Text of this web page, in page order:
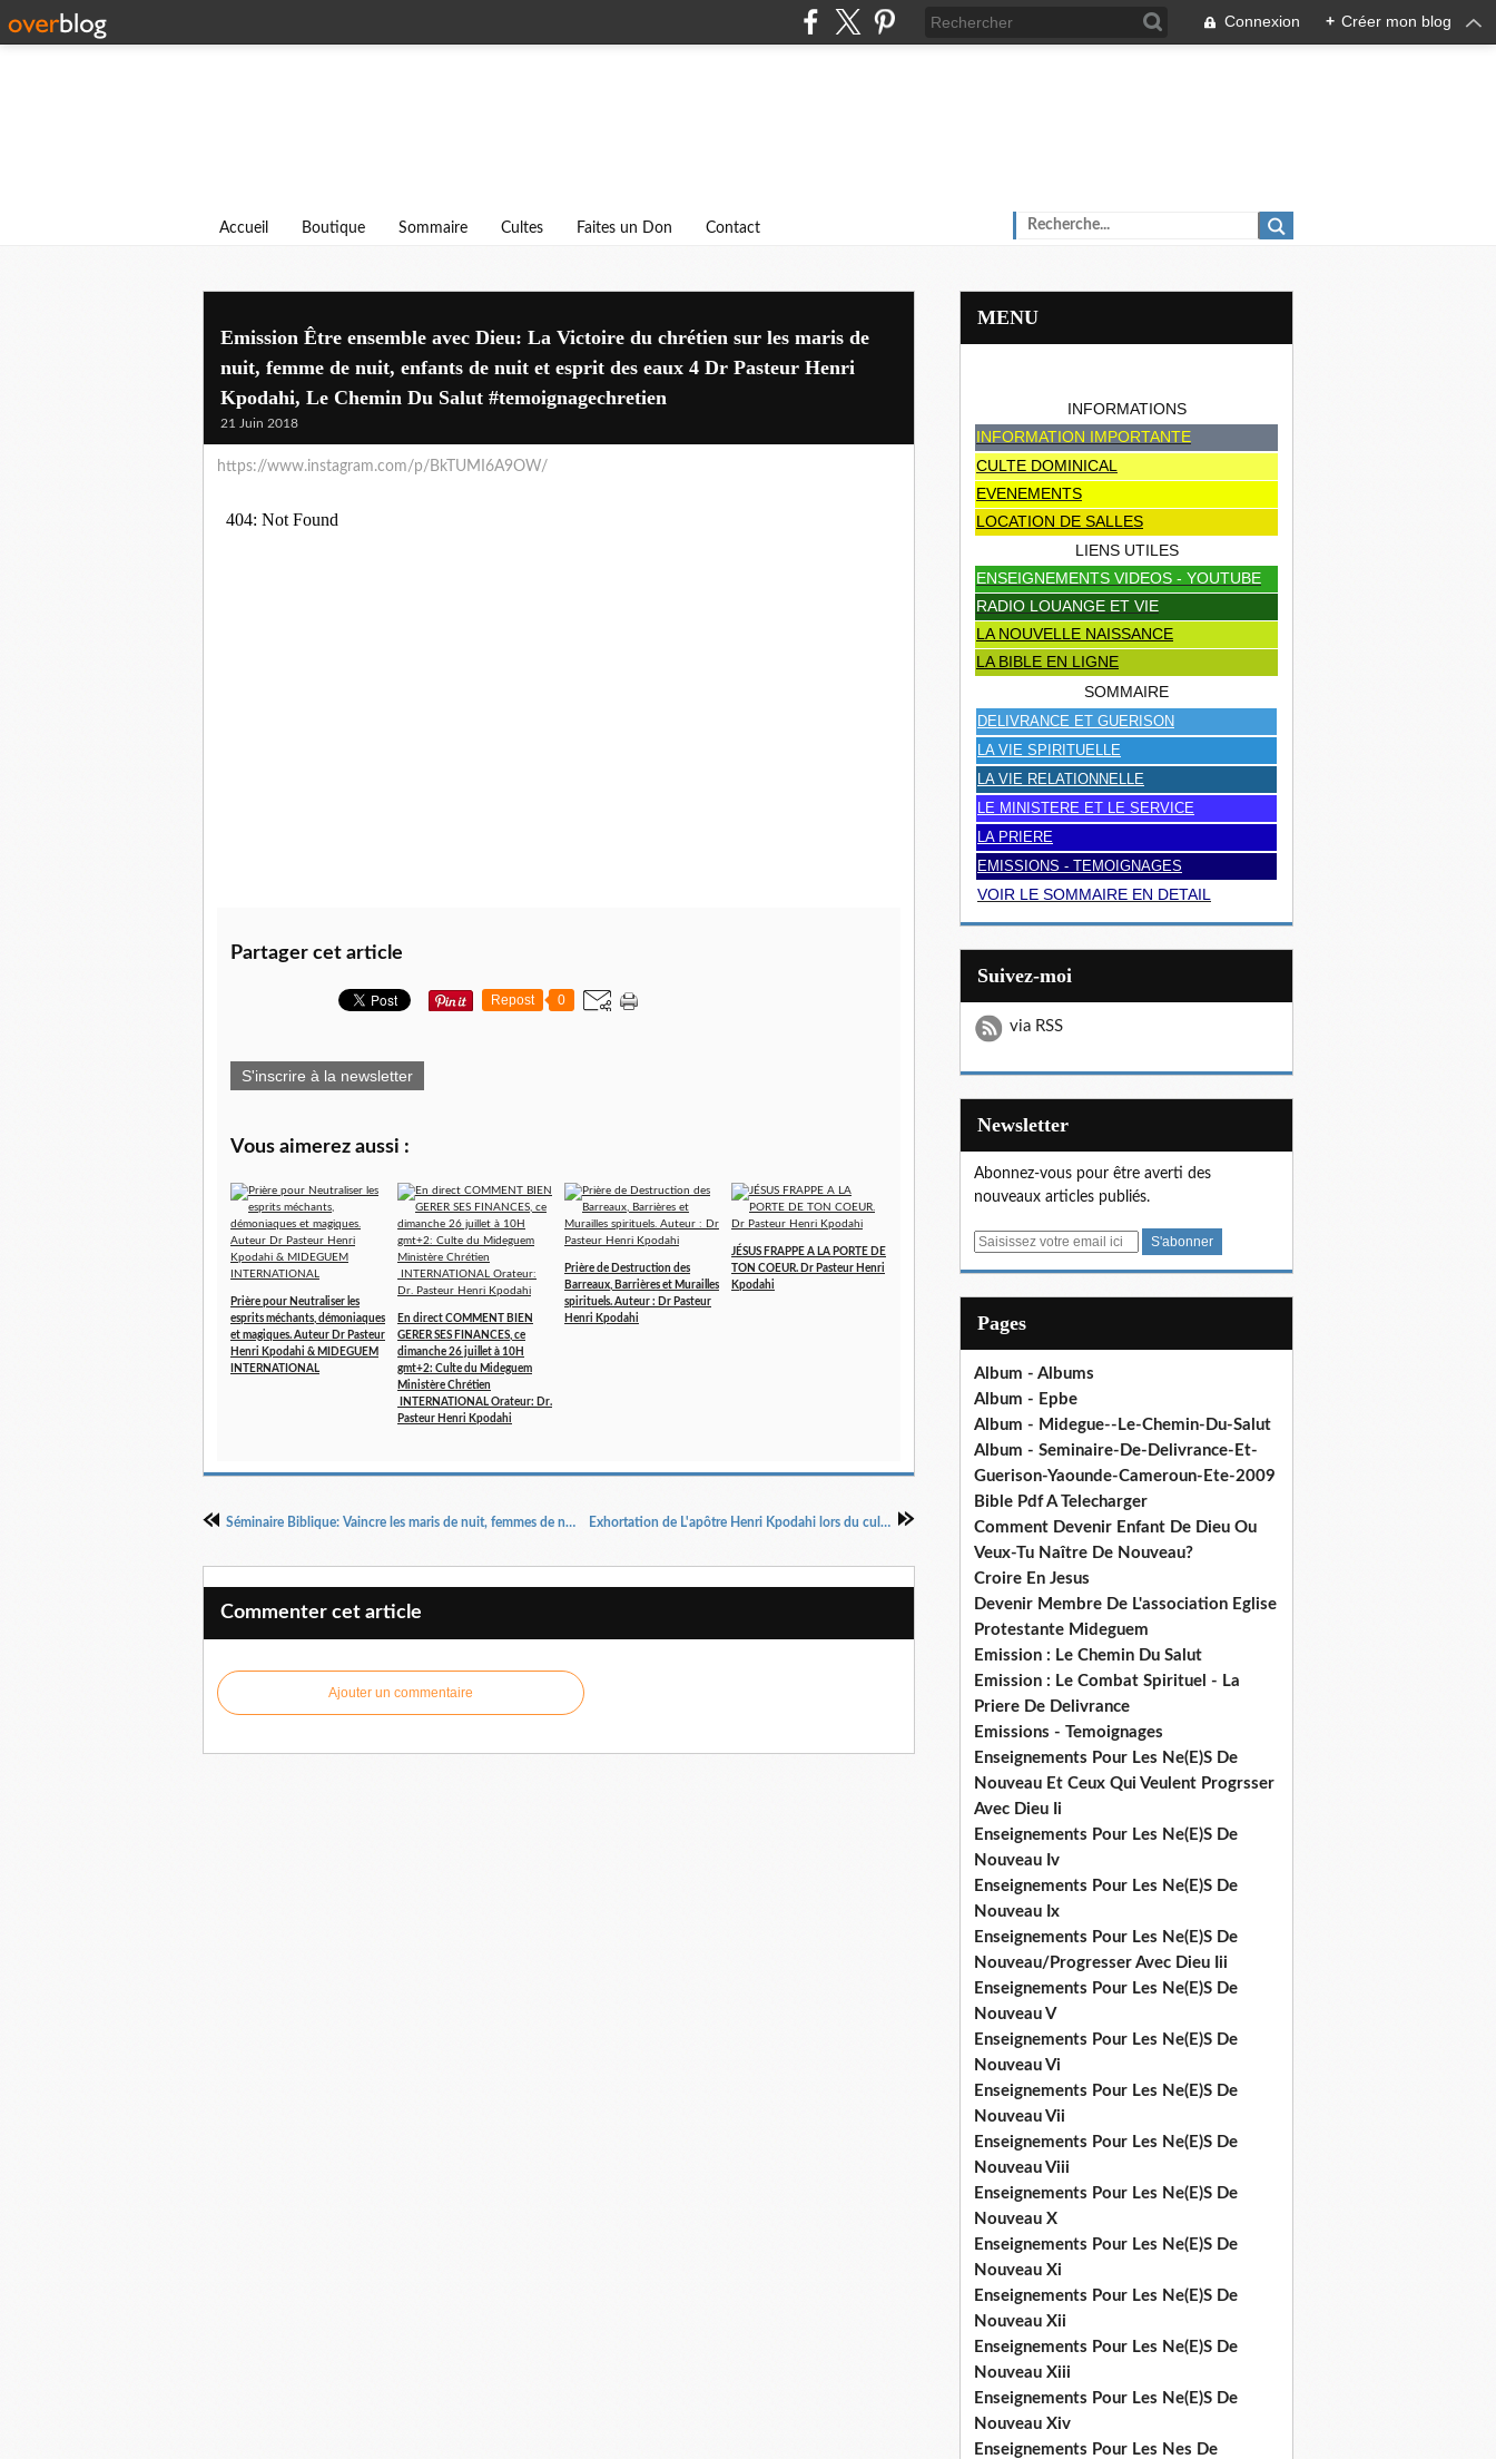
Connexion + Créer mon blog
Accueil Boutique Sommaire Cultes Faites un Don Contact
Emission Être ensemble avec Dieu: La Victoire du chrétien sur les maris de
nuit, femme de nuit, enfants de nuit et esprit des eaux 4 Dr Pasteur Henri
Kpodahi, Le Chemin Du Salut #temoignagechretien
21 Juin 2018
https://www.instagram.com/p/BkTUMI6A9OW/
Partager cet article
Repost 0
S'inscrire à la newsletter
Vous aimerez aussi :
Prière pour Neutraliser les
esprits méchants, démoniaques
et magiques. Auteur Dr Pasteur
Henri Kpodahi & MIDEGUEM
INTERNATIONAL
En direct COMMENT BIEN
GERER SES FINANCES, ce
dimanche 26 juillet à 10H
gmt+2: Culte du Mideguem
Ministère Chrétien
INTERNATIONAL Orateur: Dr.
Pasteur Henri Kpodahi
Prière de Destruction des
Barreaux, Barrières et Murailles
spirituels. Auteur : Dr Pasteur
Henri Kpodahi
JÉSUS FRAPPE A LA PORTE DE
TON COEUR. Dr Pasteur Henri
Kpodahi
Séminaire Biblique: Vaincre les maris de nuit, femmes de nuit et esprits des eaux #parolededieu #temoignagechretien Exhortation de L'apôtre Henri Kpodahi lors du culte de ce jour #parolededieu @Ile-de-France, France
Commenter cet article
Ajouter un commentaire
MENU
INFORMATIONS
INFORMATION IMPORTANTE
CULTE DOMINICAL
EVENEMENTS
LOCATION DE SALLES
LIENS UTILES
ENSEIGNEMENTS VIDEOS - YOUTUBE
RADIO LOUANGE ET VIE
LA NOUVELLE NAISSANCE
LA BIBLE EN LIGNE
SOMMAIRE
DELIVRANCE ET GUERISON
LA VIE SPIRITUELLE
LA VIE RELATIONNELLE
LE MINISTERE ET LE SERVICE
LA PRIERE
EMISSIONS - TEMOIGNAGES
VOIR LE SOMMAIRE EN DETAIL
Suivez-moi
via RSS
Newsletter
Abonnez-vous pour être averti des
nouveaux articles publiés.
E
Pages
Album - Albums
Album - Epbe
Album - Midegue--Le-Chemin-Du-Salut
Album - Seminaire-De-Delivrance-Et-
Guerison-Yaounde-Cameroun-Ete-2009
Bible Pdf A Telecharger
Comment Devenir Enfant De Dieu Ou
Veux-Tu Naître De Nouveau?
Croire En Jesus
Devenir Membre De L'association Eglise
Protestante Mideguem
Emission : Le Chemin Du Salut
Emission : Le Combat Spirituel - La
Priere De Delivrance
Emissions - Temoignages
Enseignements Pour Les Ne(E)S De
Nouveau Et Ceux Qui Veulent Progrsser
Avec Dieu Ii
Enseignements Pour Les Ne(E)S De
Nouveau Iv
Enseignements Pour Les Ne(E)S De
Nouveau Ix
Enseignements Pour Les Ne(E)S De
Nouveau/Progresser Avec Dieu Iii
Enseignements Pour Les Ne(E)S De
Nouveau V
Enseignements Pour Les Ne(E)S De
Nouveau Vi
Enseignements Pour Les Ne(E)S De
Nouveau Vii
Enseignements Pour Les Ne(E)S De
Nouveau Viii
Enseignements Pour Les Ne(E)S De
Nouveau X
Enseignements Pour Les Ne(E)S De
Nouveau Xi
Enseignements Pour Les Ne(E)S De
Nouveau Xii
Enseignements Pour Les Ne(E)S De
Nouveau Xiii
Enseignements Pour Les Ne(E)S De
Nouveau Xiv
Enseignements Pour Les Nes De